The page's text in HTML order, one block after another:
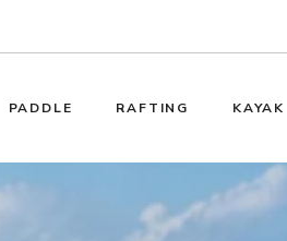
PADDLE RAFTING KAYAK